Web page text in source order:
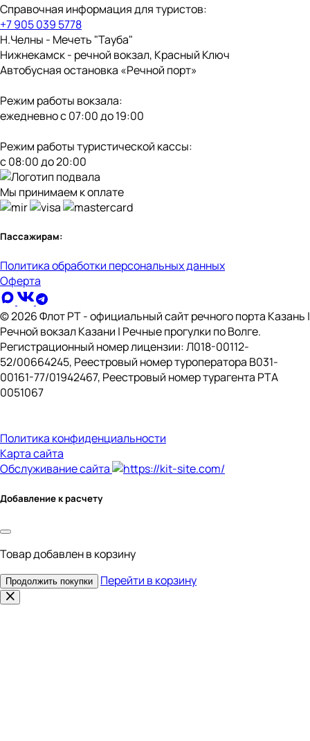
Справочная информация для туристов:
+7 905 039 5778
Н.Челны - Мечеть "Тауба"
Нижнекамск - речной вокзал, Красный Ключ
Автобусная остановка «Речной порт»
Режим работы вокзала:
ежедневно с 07:00 до 19:00
Режим работы туристической кассы:
с 08:00 до 20:00
Мы принимаем к оплате
Пассажирам:
Политика обработки персональных данных
Оферта
© 2026 Флот РТ - официальный сайт речного порта Казань |
Речной вокзал Казани | Речные прогулки по Волге.
Регистрационный номер лицензии: Л018-00112-
52/00664245, Реестровый номер туроператора В031-
00161-77/01942467, Реестровый номер турагента РТА
0051067
Политика конфиденциальности
Карта сайта
Обслуживание сайта
Добавление к расчету
Товардобавлен в корзину
Продолжить покупки Перейти в корзину